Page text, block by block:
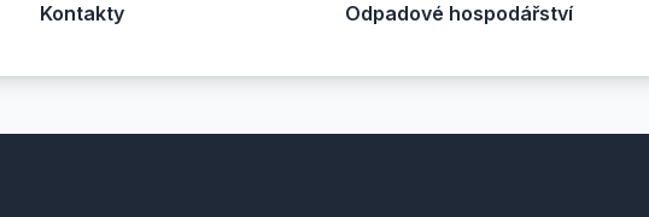
Kontakty Odpadové hospodářství